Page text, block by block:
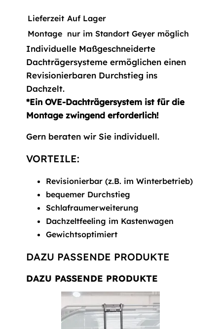
Lieferzeit Auf Lager
Montage nur im Standort Geyer möglich
Individuelle Maßgeschneiderte
Dachträgersysteme ermöglichen einen
Revisionierbaren Durchstieg ins
Dachzelt.
*Ein OVE-Dachträgersystem ist für die
Montage zwingend erforderlich!
Gern beraten wir Sie individuell.
VORTEILE:
Revisionierbar (z.B. im Winterbetrieb)
bequemer Durchstieg
Schlafraumerweiterung
Dachzeltfeeling im Kastenwagen
Gewichtsoptimiert
DAZU PASSENDE PRODUKTE
DAZU PASSENDE PRODUKTE